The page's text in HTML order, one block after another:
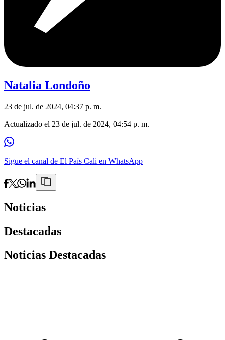
Natalia Londoño
23 de jul. de 2024, 04:37 p. m.
Actualizado el 23 de jul. de 2024, 04:54 p. m.
Sigue el canal de El País Cali en WhatsApp
Noticias
Destacadas
Noticias Destacadas